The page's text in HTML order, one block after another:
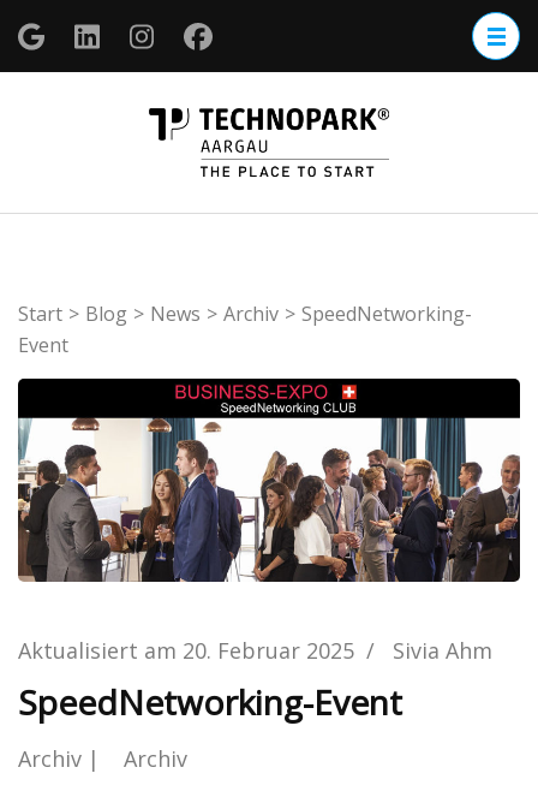
Zum
Inhalt
springen
Start > Blog > News > Archiv > SpeedNetworking-
Event
Aktualisiert am 20. Februar 2025 / Sivia Ahm
SpeedNetworking-Event
Archiv Archiv